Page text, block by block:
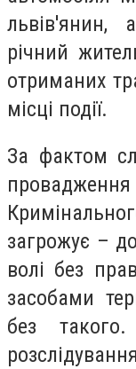
львів'янин,
річний
отриманих
місці події.
За фактом
загрожує –
волі без
засобами
без